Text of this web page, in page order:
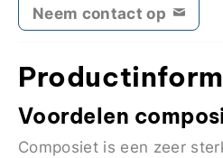
Neem contact op
Voordelen
Composiet is een zeer